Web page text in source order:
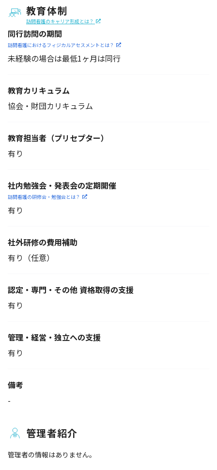
教育体制
訪問看護のキャリア形成とは？
同行訪問の期間
訪問看護におけるフィジカルアセスメントとは？
未経験の場合は最低1ヶ月は同行
教育カリキュラム
協会・財団カリキュラム
教育担当者 （プリセプター）
有り
社内勉強会・発表会の定期開催
訪問看護の研修会・勉強会とは？
有り
社外研修の費用補助
有り（任意）
認定・専門・その他 資格取得の支援
有り
管理・経営・独立への支援
有り
備考
-
管理者紹介
管理者の情報はありません。